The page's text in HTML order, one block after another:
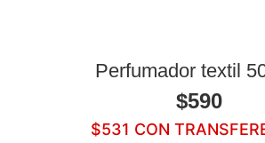
Perfumador textil
$590
$531 CON